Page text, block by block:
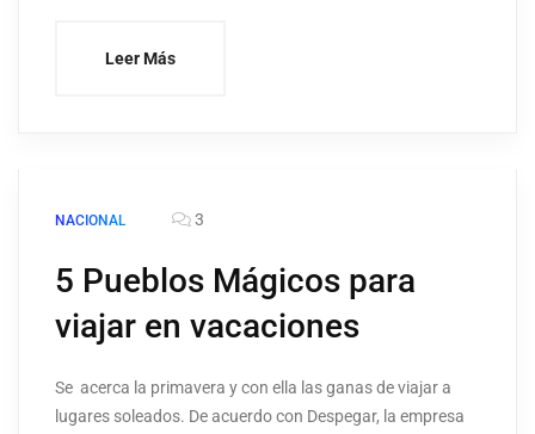
Leer Más
NACIONAL 3
5 Pueblos Mágicos para
viajar en vacaciones
Se acerca la primavera y con ella las ganas de viajar a
lugares soleados. De acuerdo con Despegar, la empresa